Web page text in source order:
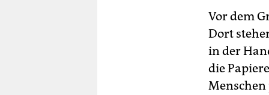
Vor dem
Dort
in der
die
Menschen